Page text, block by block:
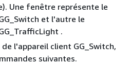
Une fenêtre représente le
et l'autre le
.
l'appareil client GG_Switch,
suivantes.